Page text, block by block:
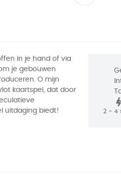
in je hand of via
je gebouwen
O mijn
kaartspel, dat door
uitdaging biedt!
2 - 4